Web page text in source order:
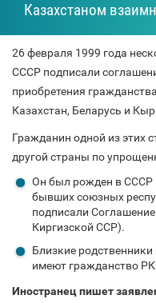
Казахстаном
26 февраля 1999 года
СССР подписали
приобретения
Казахстан, Беларусь и
Гражданин одной из этих
другой страны по
Он был рожден в СССР
бывших союзных
подписали
Киргизской ССР).
Близкие
имеют гражданство
Иностранец пишет